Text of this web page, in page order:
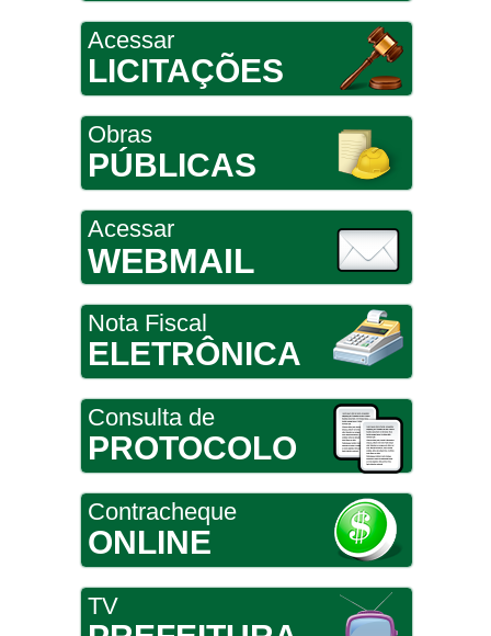
Acessar
LICITAÇÕES
Obras
PÚBLICAS
Acessar
WEBMAIL
Nota Fiscal
ELETRÔNICA
Consulta de
PROTOCOLO
Contracheque
ONLINE
TV